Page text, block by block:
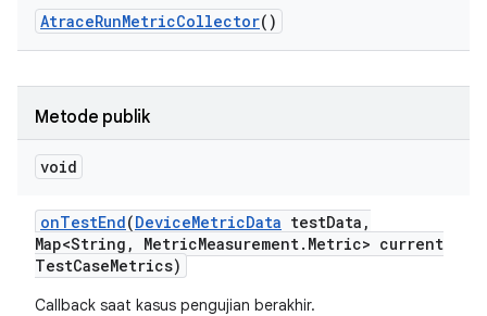
AtraceRunMetricCollector()
Metode publik
void
onTestEnd(DeviceMetricData testData ,
Map<String , MetricMeasurement. Metric> current
TestCaseMetrics)
Callback saat kasus pengujian berakhir.